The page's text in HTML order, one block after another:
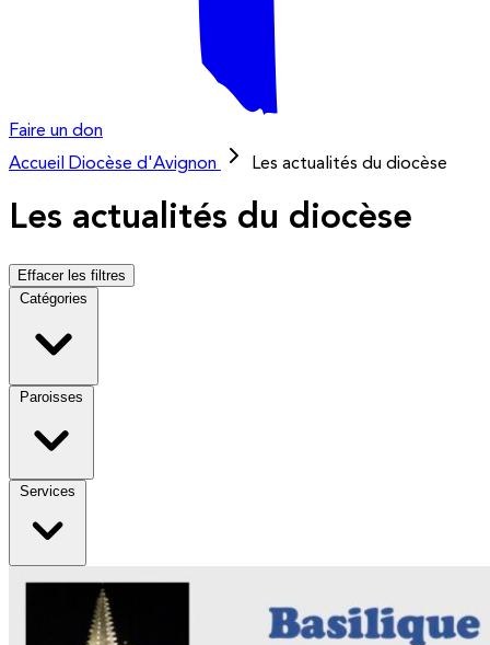
Faire un don
Accueil
Diocèse d'Avignon Les actualités du diocèse
Les actualités du diocèse
Effacer les filtres
Catégories
Paroisses
Services